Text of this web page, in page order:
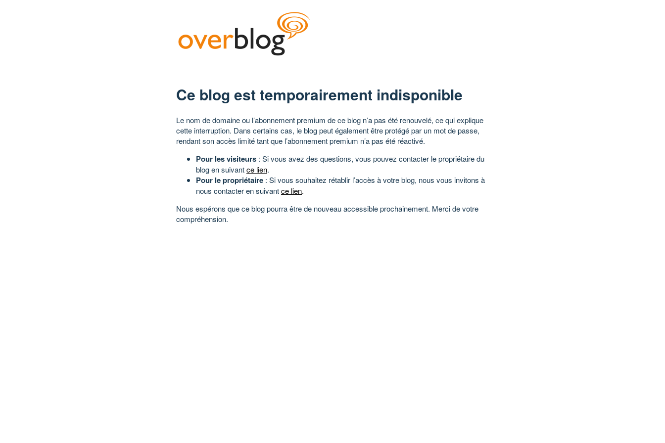
Ce blog est temporairement indisponible
Le nom de domaine ou l’abonnement premium de ce blog n’a pas été renouvelé, ce qui explique
cette interruption. Dans certains cas, le blog peut également être protégé par un mot de passe,
rendant son accès limité tant que l’abonnement premium n’a pas été réactivé.
Pour les visiteurs : Si vous avez des questions, vous pouvez contacter le propriétaire du
blog en suivantce lien.
Pour le propriétaire : Si vous souhaitez rétablir l’accès à votre blog, nous vous invitons à
nous contacter en suivantce lien.
Nous espérons que ce blog pourra être de nouveau accessible prochainement. Merci de votre
compréhension.